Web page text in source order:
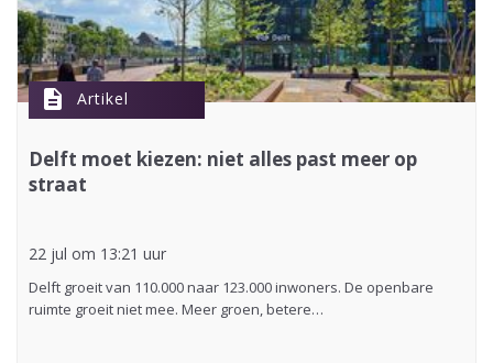
description Artikel
Delft moet kiezen: niet alles past meer op
straat
22 jul om 13:21 uur
Delft groeit van 110.000 naar 123.000 inwoners. De openbare
ruimte groeit niet mee. Meer groen, betere…